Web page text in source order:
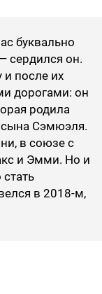
буквально
сердился он.
после их
дорогами: он
родила
сына Сэмюэля.
в союзе с
и Эмми. Но и
в 2018-м,